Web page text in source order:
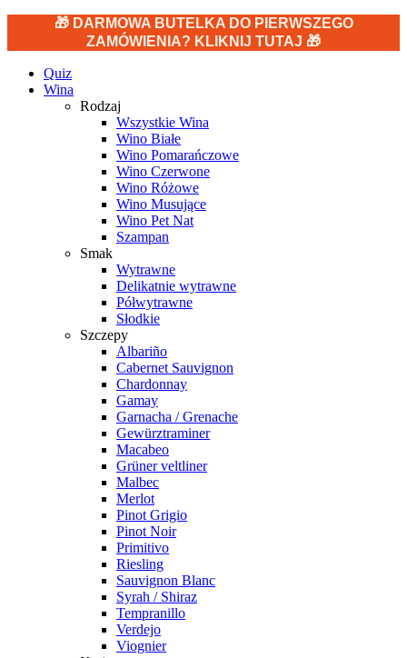
🎁 DARMOWA BUTELKA DO PIERWSZEGO
ZAMÓWIENIA? KLIKNIJ TUTAJ 🎁
Quiz
Wina
Rodzaj
Wszystkie Wina
Wino Białe
Wino Pomarańczowe
Wino Czerwone
Wino Różowe
Wino Musujące
Wino Pet Nat
Szampan
Smak
Wytrawne
Delikatnie wytrawne
Półwytrawne
Słodkie
Szczepy
Albariño
Cabernet Sauvignon
Chardonnay
Gamay
Garnacha / Grenache
Gewürztraminer
Macabeo
Grüner veltliner
Malbec
Merlot
Pinot Grigio
Pinot Noir
Primitivo
Riesling
Sauvignon Blanc
Syrah / Shiraz
Tempranillo
Verdejo
Viognier